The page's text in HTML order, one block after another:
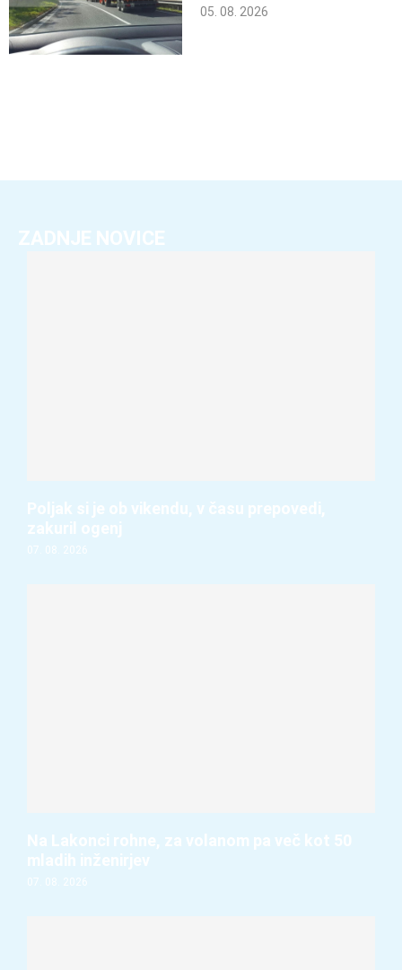
05. 08. 2026
ZADNJE NOVICE
Poljak si je ob vikendu, v času prepovedi,
zakuril ogenj
07. 08. 2026
Na Lakonci rohne, za volanom pa več kot 50
mladih inženirjev
07. 08. 2026